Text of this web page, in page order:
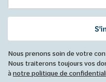
Nous prenons soin de votre
Nous traiterons toujours vos
ànotre politique de